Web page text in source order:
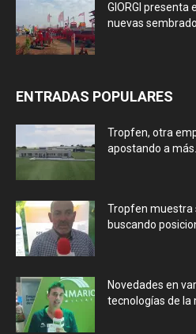
GIORGI presenta
nuevas
ENTRADAS POPULARES
Tropfen, otra
apostando a más.
Tropfen muestra
buscando
Novedades en
tecnologías de la